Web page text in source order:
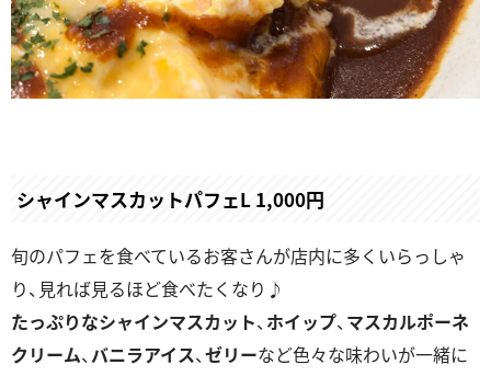
シャインマスカットパフェL 1,000円
旬のパフェを食べているお客さんが店内に多くいらっしゃ
り、見れば見るほど食べたくなり♪
たっぷりなシャインマスカット、 ホイップ、 マスカルポーネ
クリーム、バニラアイス、ゼリーなど色々な味わいが一緒に